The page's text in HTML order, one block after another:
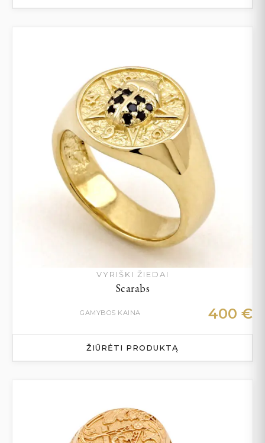
VYRIŠKI ŽIEDAI
Scarabs
GAMYBOS KAINA 400 €
ŽIŪRĖTI PRODUKTĄ